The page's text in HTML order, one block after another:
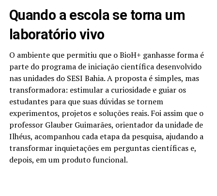
Quando a escola se torna um
laboratório vivo
O ambiente que permitiu que o BioH+ ganhasse forma é
parte do programa de iniciação científica desenvolvido
nas unidades do SESI Bahia. A proposta é simples, mas
transformadora: estimular a curiosidade e guiar os
estudantes para que suas dúvidas se tornem
experimentos, projetos e soluções reais. Foi assim que o
professor Glauber Guimarães, orientador da unidade de
Ilhéus, acompanhou cada etapa da pesquisa, ajudando a
transformar inquietações em perguntas científicas e,
depois, em um produto funcional.